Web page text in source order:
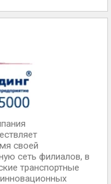
своей
сеть филиалов, в
транспортные